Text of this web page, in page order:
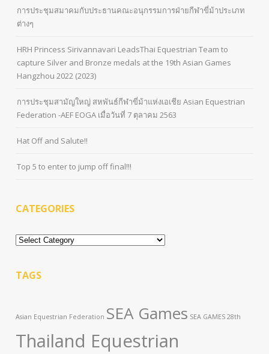
การประชุมสมาคมกับประธานคณะอนุกรรมการฝ่ายกีฬาขี่ม้าประเภท
ต่างๆ
HRH Princess Sirivannavari LeadsThai Equestrian Team to
capture Silver and Bronze medals at the 19th Asian Games
Hangzhou 2022 (2023)
การประชุมสามัญใหญ่ สหพันธ์กีฬาขี่ม้าแห่งเอเชีย Asian Equestrian
Federation -AEF EOGA เมื่อวันที่ 7 ตุลาคม 2563
Hat Off and Salute!!
Top 5 to enter to jump off final!!!
CATEGORIES
Categories
TAGS
Asian Equestrian Federation SEA Games SEA GAMES 28th
Thailand Equestrian